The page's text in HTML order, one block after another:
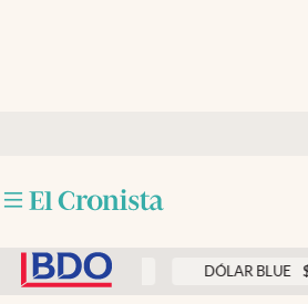
Otras secciones
0.33% DÓLAR BLUE $ 1540